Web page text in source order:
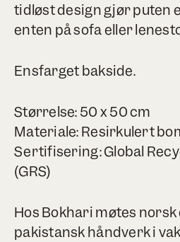
tidløst design gjør puten
enten på sofa eller
Ensfarget bakside.
Størrelse: 50 x 50 cm
Materiale: Resirkulert
Sertifisering: Global
(GRS)
Hos Bokhari møtes norsk
pakistansk håndverk i